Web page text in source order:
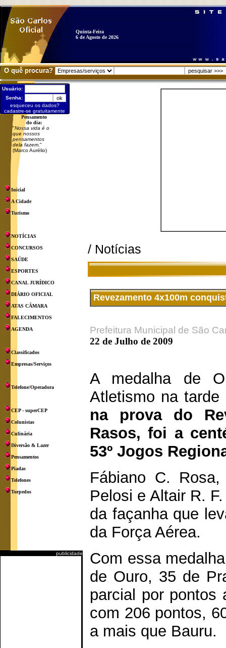
Quinta-Feira
6 de Agosto de 2026
O quê procura?
Usuário:
Senha:
esqueceu os dados?
cadastre-se gratuitamente
Pensamento
do dia:
"Nossa vida é o
que nossos
pensamentos
dela fazem. "
(Marco Aurélio)
Inicial
A Cidade
Turismo
NOTÍCIAS
CONCURSOS
SAÚDE
ESPORTES
CANAL JURÍDICO
DIÁRIO OFICIAL
ATAS CÂMARA
FALECIMENTOS
AGENDA
Classificados
Empresas/Serviços
Telefone/Operadora
CEP - superCEP
Colunistas
Culinária
Diversão & Lazer
Pensamentos
Piadas
Telefones
Torpedos
publicidade
/ Notícias
Revezamento 4x100m
Prefeitura Municipal de São
22 de Julho de 2009
A medalha de
Atletismo na tarde
na prova do
Rasos, foi a
53º Jogos
Fábiano C.
Pelosi e Altair R.
da façanha que
da Força Aérea.
Com essa
de Ouro, 35 de
parcial por pontos
com 206 pontos,
a mais que Bauru.